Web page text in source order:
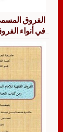
الفروق
في أنواء
في الأسرار